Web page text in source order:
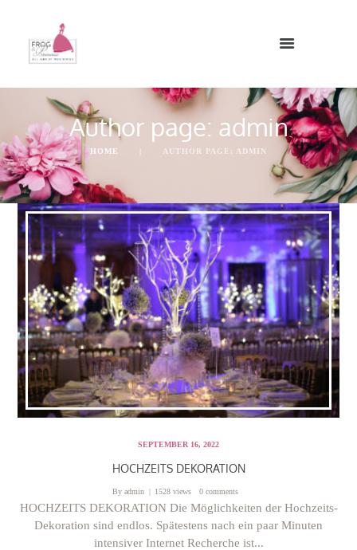
Author page: admin
HOME AUTHOR PAGE: ADMIN
SEPTEMBER 16, 2022
HOCHZEITS DEKORATION
Byadmin 1528 views 0 comments
HOCHZEITS DEKORATION Die Möglichkeiten der Hochzeits-
Dekoration sind endlos. Spätestens nach ein paar Minuten
intensiver Internet Recherche ist...